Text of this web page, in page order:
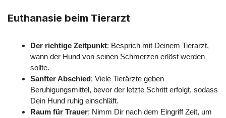
Euthanasie beim Tierarzt
Der richtige Zeitpunkt: Besprich mit Deinem Tierarzt,
wann der Hund von seinen Schmerzen erlöst werden
sollte.
Sanfter Abschied: Viele Tierärzte geben
Beruhigungsmittel, bevor der letzte Schritt erfolgt, sodass
Dein Hund ruhig einschläft.
Raum für Trauer: Nimm Dir nach dem Eingriff Zeit, um